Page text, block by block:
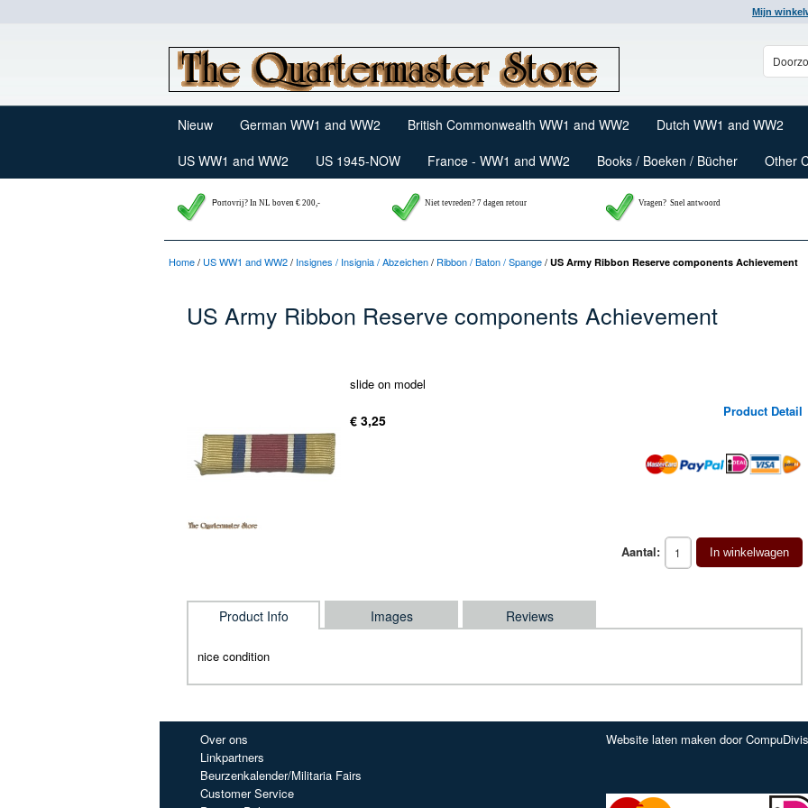
Mijn
Nieuw German WW1 and WW2 British Commonwealth WW1 and WW2
Dutch WW1 and WW2
US WW1 and WW2
US 1945-NOW France - WW1 and WW2 Books / Boeken / Bücher Other
Portovrij? In NL boven € 200,- Niet tevreden? 7 dagen retour Vragen? Snel antwoord
Home/ US WW1 and WW2/ Insignes / Insignia / Abzeichen/ Ribbon / Baton / Spange/ US Army Ribbon Reserve components Achievement
US Army Ribbon Reserve components Achievement
slide on model
Product Detail
€ 3,25
Aantal: In winkelwagen
Product Info Images Reviews
nice condition
Over ons
Linkpartners
Beurzenkalender/Militaria Fairs
Customer Service
Website laten maken door